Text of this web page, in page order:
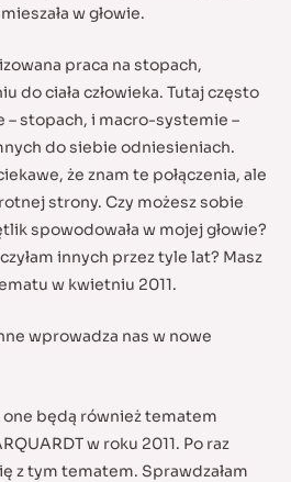
w głowie.
praca na stopach,
do ciała człowieka. Tutaj często
stopach, i macro-systemie –
do siebie odniesieniach.
że znam te połączenia, ale
strony. Czy możesz sobie
spowodowała w mojej głowie?
innych przez tyle lat? Masz
w kwietniu 2011.
wprowadza nas w nowe
one będą również tematem
w roku 2011. Po raz
z tym tematem. Sprawdzałam